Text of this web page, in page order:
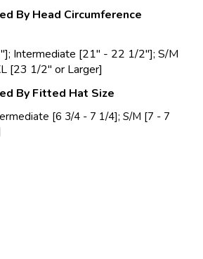
By Head Circumference
Intermediate [21" - 22 1/2"]; S/M
[23 1/2" or Larger]
By Fitted Hat Size
[6 3/4 - 7 1/4]; S/M [7 - 7